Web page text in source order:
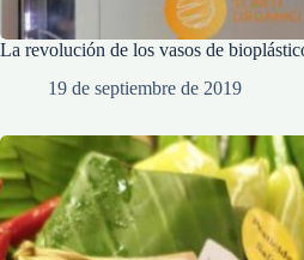
La revolución de los vasos de
19 de septiembre de 2019